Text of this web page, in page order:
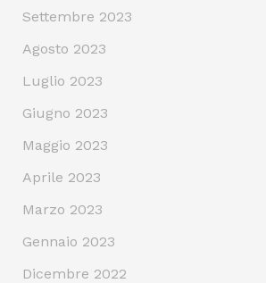
Settembre 2023
Agosto 2023
Luglio 2023
Giugno 2023
Maggio 2023
Aprile 2023
Marzo 2023
Gennaio 2023
Dicembre 2022